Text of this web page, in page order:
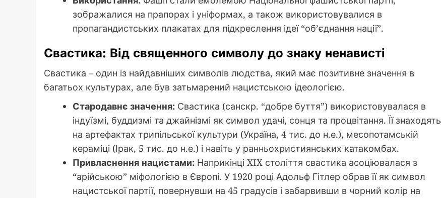
зображалися на прапорах і уніформах, а також використовувалися в
пропагандистських плакатах для підкреслення ідеї “об’єднання нації”.
Свастика: Від священного символу до знаку ненависті
Свастика – один із найдавніших символів людства, який має позитивне значення в
багатьох культурах, але був затьмарений нацистською ідеологією.
Стародавнє значення: Свастика (санскр. “добре буття”) використовувалася в
індуїзмі, буддизмі та джайнізмі як символ удачі, сонця та процвітання. Її знаходять
на артефактах трипільської культури (Україна, 4 тис. до н.е.), месопотамській
кераміці (Ірак, 5 тис. до н.е.) і навіть у ранньохристиянських катакомбах.
Привласнення нацистами: Наприкінці XIX століття свастика асоціювалася з
“арійською” міфологією в Європі. У 1920 році Адольф Гітлер обрав її як символ
нацистської партії, повернувши на 45 градусів і забарвивши в чорний колір на